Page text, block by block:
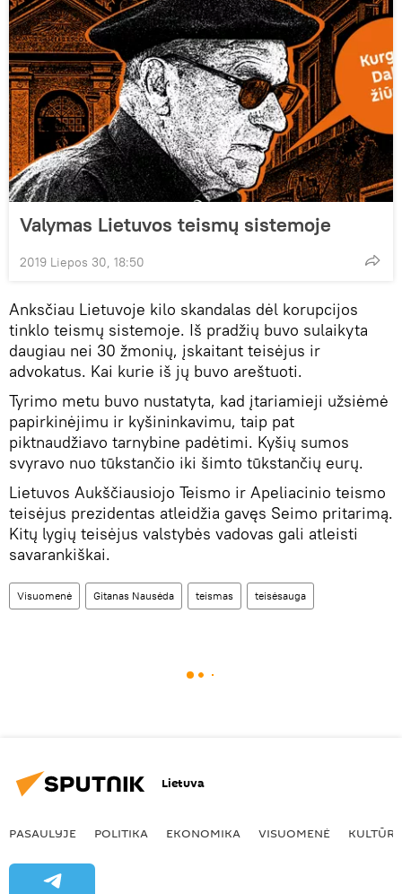
Valymas Lietuvos teismų sistemoje
2019 Liepos 30, 18:50
Anksčiau Lietuvoje kilo skandalas dėl korupcijos
tinklo teismų sistemoje. Iš pradžių buvo sulaikyta
daugiau nei 30 žmonių, įskaitant teisėjus ir
advokatus. Kai kurie iš jų buvo areštuoti.
Tyrimo metu buvo nustatyta, kad įtariamieji užsiėmė
papirkinėjimu ir kyšininkavimu, taip pat
piktnaudžiavo tarnybine padėtimi. Kyšių sumos
svyravo nuo tūkstančio iki šimto tūkstančių eurų.
Lietuvos Aukščiausiojo Teismo ir Apeliacinio teismo
teisėjus prezidentas atleidžia gavęs Seimo pritarimą.
Kitų lygių teisėjus valstybės vadovas gali atleisti
savarankiškai.
Visuomenė Gitanas Nausėda teismas teisėsauga
Lietuva
PASAULYJE POLITIKA EKONOMIKA VISUOMENĖ KULTŪRA